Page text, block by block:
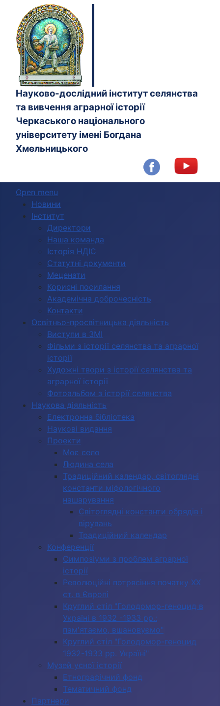
Науково-дослідний інститут селянства
та вивчення аграрної історії
Черкаського національного
університету імені Богдана
Хмельницького
Open menu
Новини
Інститут
Директори
Наша команда
Історія НДІС
Статутні документи
Меценати
Корисні посилання
Академічна доброчесність
Контакти
Освітньо-просвітницька діяльність
Виступи в ЗМІ
Фільми з історії селянства та аграрної
історії
Художні твори з історії селянства та
аграрної історії
Фотоальбом з історії селянства
Наукова діяльність
Електронна бібліотека
Наукові видання
Проекти
Моє село
Людина села
Традиційний календар, світоглядні
константи міфологічного
нашарування
Світоглядні константи обрядів і
вірувань
Традиційний календар
Конференції
Симпозіуми з проблем аграрної
історії
Революційні потрясіння початку ХХ
ст. в Європі
Круглий стіл "Голодомор-геноцид в
Україні в 1932 -1933 рр.:
пам'ятаємо, вшановуємо"
Круглий стіл "Голодомор-геноцид
1932-1933 рр. Україні"
Музей усної історії
Етнографічний фонд
Тематичний фонд
Партнери